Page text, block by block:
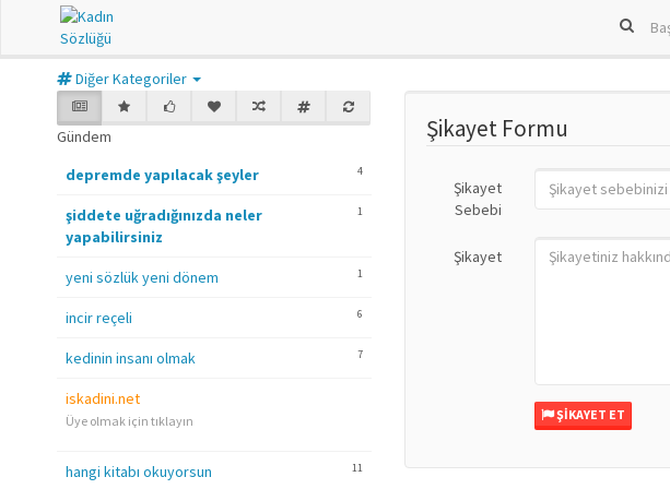
Diğer Kategoriler
Gündem
4
depremde yapılacak şeyler
1
şiddete uğradığınızda neler
yapabilirsiniz
1
yeni sözlük yeni dönem
6
incir reçeli
7
kedinin insanı olmak
iskadini.net
Üye olmak için tıklayın
11
hangi kitabı okuyorsun
Şikayet Formu
Şikayet
Sebebi
Şikayet
ŞIKAYET ET